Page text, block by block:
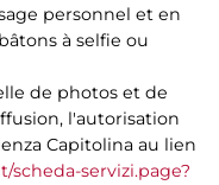
personnel et en
à selfie ou
de photos et de
l'autorisation
Capitolina au lien
servizi.page?